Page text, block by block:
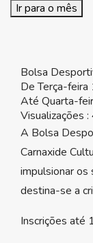
Ir para o mês
Bolsa
De Terça-
Até Quarta-
Visualizações :
A Bolsa
Carnaxide
impulsionar
destina-se a
Inscrições até